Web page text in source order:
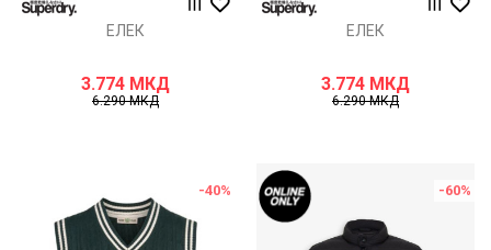
ЕЛЕК
3.774 МКД
6.290МКД
ЕЛЕК
3.774 МКД
6.290МКД
-40% -60%